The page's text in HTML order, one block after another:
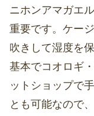
ニホンアマガエ
重要です。ケー
吹きして湿度を
基本でコオロギ
ットショップで
とも可能なので